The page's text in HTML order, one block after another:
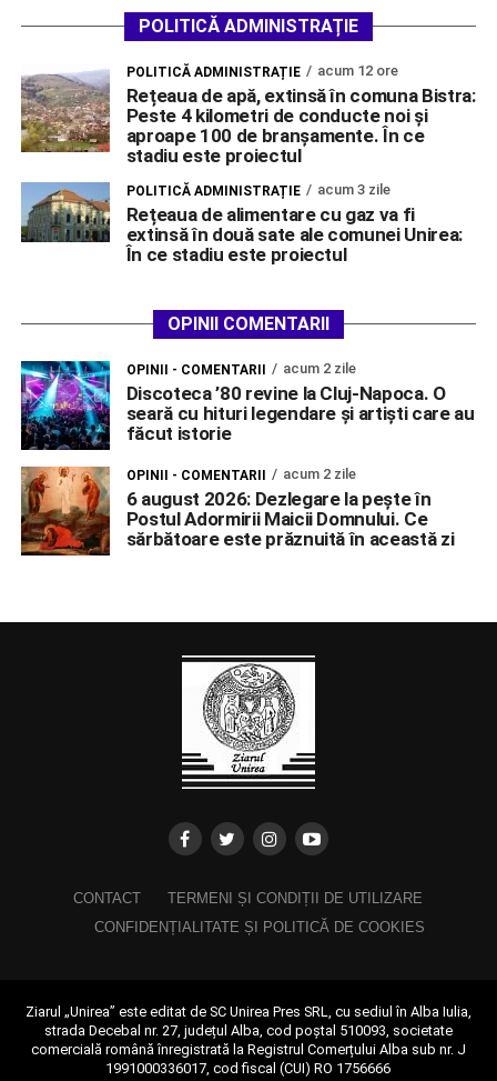
POLITICĂ ADMINISTRAȚIE
POLITICĂ ADMINISTRAȚIE acum 12 ore
Rețeaua de apă, extinsă în comuna Bistra:
Peste 4 kilometri de conducte noi și
aproape 100 de branșamente. În ce
stadiu este proiectul
POLITICĂ ADMINISTRAȚIE acum 3 zile
Rețeaua de alimentare cu gaz va fi
extinsă în două sate ale comunei Unirea:
În ce stadiu este proiectul
OPINII COMENTARII
OPINII - COMENTARII acum 2 zile
Discoteca ’80 revine la Cluj-Napoca. O
seară cu hituri legendare și artiști care au
făcut istorie
OPINII - COMENTARII acum 2 zile
6 august 2026: Dezlegare la pește în
Postul Adormirii Maicii Domnului. Ce
sărbătoare este prăznuită în această zi
CONTACT
TERMENI ȘI CONDIȚII DE UTILIZARE
CONFIDENȚIALITATE ȘI POLITICĂ DE COOKIES
Ziarul „Unirea” este editat de SC Unirea Pres SRL, cu sediul în Alba Iulia,
strada Decebal nr. 27, județul Alba, cod poștal 510093, societate
comercială română înregistrată la Registrul Comerțului Alba sub nr. J
1991000336017, cod fiscal (CUI) RO 1756666